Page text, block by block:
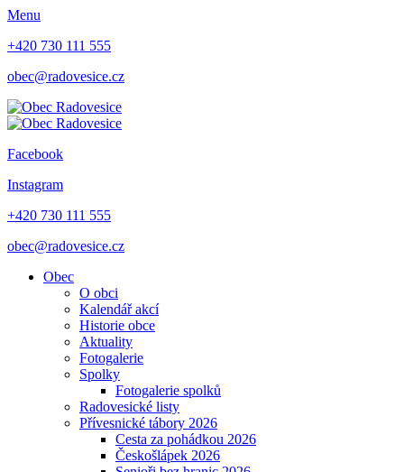
Menu
+420 730 111 555
obec@radovesice.cz
Facebook
Instagram
+420 730 111 555
obec@radovesice.cz
Obec
O obci
Kalendář akcí
Historie obce
Aktuality
Fotogalerie
Spolky
Fotogalerie spolků
Radovesické listy
Přívesnické tábory 2026
Cesta za pohádkou 2026
Českošlápek 2026